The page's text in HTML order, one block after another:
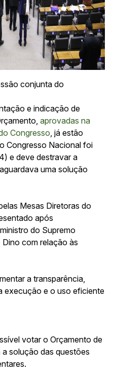
conjunta do
e indicação de
aprovadas na
Congresso , já estão
Congresso Nacional foi
e deve destravar a
uma solução
Mesas Diretoras do
após
do Supremo
com relação às
a transparência,
execução e o uso eficiente
votar o Orçamento de
solução das questões